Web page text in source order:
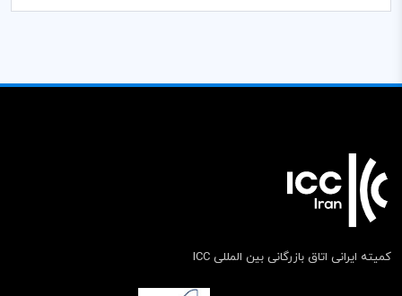
کمیته ایرانی اتاق بازرگانی بین المللی ICC